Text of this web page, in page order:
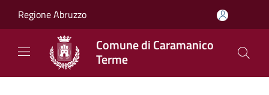
Regione Abruzzo
Comune di Caramanico
Terme